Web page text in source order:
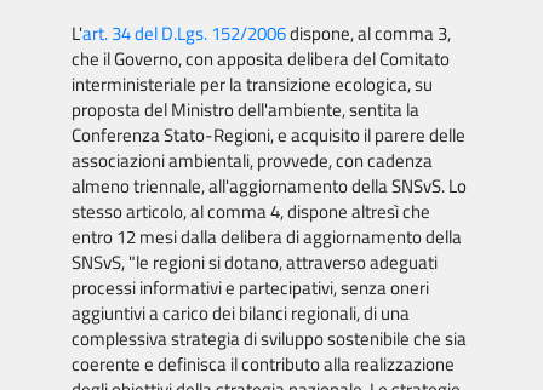
L'art. 34 del D.Lgs. 152/2006dispone, al comma 3,
che il Governo, con apposita delibera del Comitato
interministeriale per la transizione ecologica, su
proposta del Ministro dell'ambiente, sentita la
Conferenza Stato-Regioni, e acquisito il parere delle
associazioni ambientali, provvede, con cadenza
almeno triennale, all'aggiornamento della SNSvS. Lo
stesso articolo, al comma 4, dispone altresì che
entro 12 mesi dalla delibera di aggiornamento della
SNSvS, "le regioni si dotano, attraverso adeguati
processi informativi e partecipativi, senza oneri
aggiuntivi a carico dei bilanci regionali, di una
complessiva strategia di sviluppo sostenibile che sia
coerente e definisca il contributo alla realizzazione